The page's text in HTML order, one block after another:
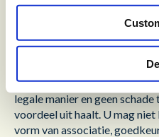
downloaden van materiaal
website die daaraan is
Links naar onze
U mag linken naar onze
legale manier en geen
voordeel uit haalt. U mag
vorm van associatie,